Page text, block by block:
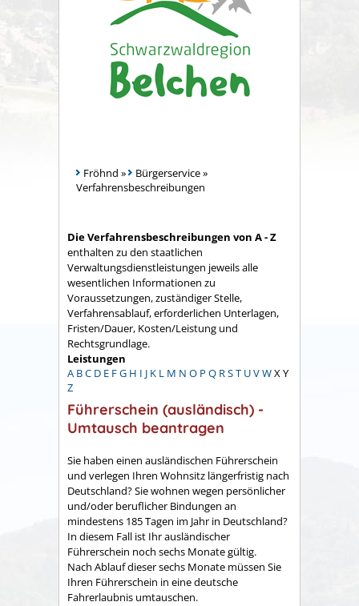
Fröhnd » Bürgerservice»
Verfahrensbeschreibungen
Die Verfahrensbeschreibungen von A - Z
enthalten zu den staatlichen
Verwaltungsdienstleistungen jeweils alle
wesentlichen Informationen zu
Voraussetzungen, zuständiger Stelle,
Verfahrensablauf, erforderlichen Unterlagen,
Fristen/Dauer, Kosten/Leistung und
Rechtsgrundlage.
Leistungen
A BC D E FG H I J K L M N O P Q RST UVWX Y
Z
Führerschein (ausländisch) -
Umtausch beantragen
Sie haben einen ausländischen Führerschein
und verlegen Ihren Wohnsitz längerfristig nach
Deutschland? Sie wohnen wegen persönlicher
und/oder beruflicher Bindungen an
mindestens 185 Tagen im Jahr in Deutschland?
In diesem Fall ist Ihr ausländischer
Führerschein noch sechs Monate gültig.
Nach Ablauf dieser sechs Monate müssen Sie
Ihren Führerschein in eine deutsche
Fahrerlaubnis umtauschen.